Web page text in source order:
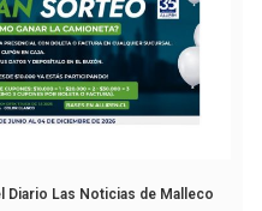
Diario Las Noticias de Malleco